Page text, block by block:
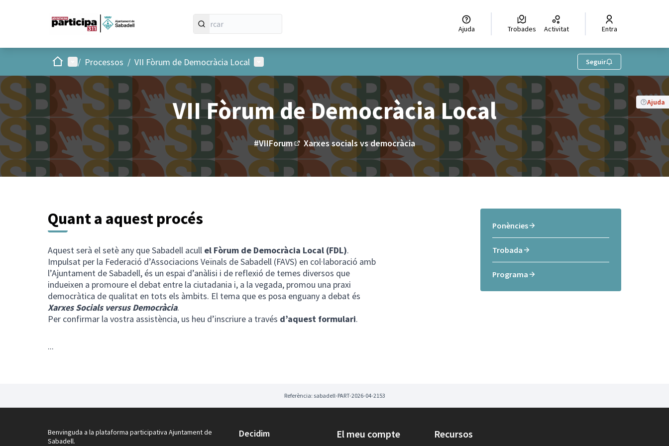
Ajuda Trobades Activitat Entra
Inici Menú principal
/ Processos / VII Fòrum de Democràcia Local Menú d'usuari Seguir
Ajuda
VII Fòrum de Democràcia Local
#VIIForum
(Enllaç extern)
Xarxes socials vs democràcia
Quant a aquest procés
Aquest serà el setè any que Sabadell acull el Fòrum de Democràcia Local (FDL).
Impulsat per la Federació d’Associacions Veïnals de Sabadell (FAVS) en col·laboració amb
l’Ajuntament de Sabadell, és un espai d’anàlisi i de reflexió de temes diversos que
indueixen a promoure el debat entre la ciutadania i, a la vegada, promou una praxi
democràtica de qualitat en tots els àmbits. El tema que es posa enguany a debat és
Xarxes Socials versus Democràcia.
Per confirmar la vostra assistència, us heu d’inscriure a través d’aquest formulari.
...
Ponències
Trobada
Programa
Referència: sabadell-PART-2026-04-2153
Benvinguda a la plataforma participativa Ajuntament de
Sabadell.
Decidim El meu compte Recursos